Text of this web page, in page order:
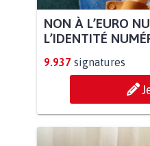
NON À L’EURO
L’IDENTITÉ
9.937 signatures